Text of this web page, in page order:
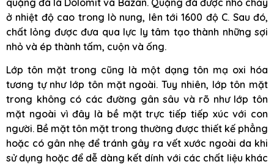
ở nhiệt độ cao trong lò nung, lên tới 1600 độ C. Sau đó,
chất lỏng được đưa qua lực ly tâm tạo thành những sợi
nhỏ và ép thành tấm, cuộn và ống.
Lớp tôn mặt trong cũng là một dạng tôn mạ oxi hóa
tương tự như lớp tôn mặt ngoài. Tuy nhiên, lớp tôn mặt
trong không có các đường gân sâu và rõ như lớp tôn
mặt ngoài vì đây là bề mặt trực tiếp tiếp xúc với con
người. Bề mặt tôn mặt trong thường được thiết kế phẳng
hoặc có gân nhẹ để tránh gây ra vết xước ngoài da khi
sử dụng hoặc để dễ dàng kết dính với các chất liệu khác